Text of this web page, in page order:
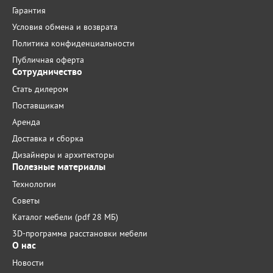
Гарантия
Условия обмена и возврата
Политика конфиденциальности
Публичная оферта
Сотрудничество
Стать дилером
Поставщикам
Аренда
Доставка и сборка
Дизайнеры и архитекторы
Полезные материалы
Технологии
Советы
Каталог мебели (pdf 28 МБ)
3D-программа расстановки мебели
О нас
Новости